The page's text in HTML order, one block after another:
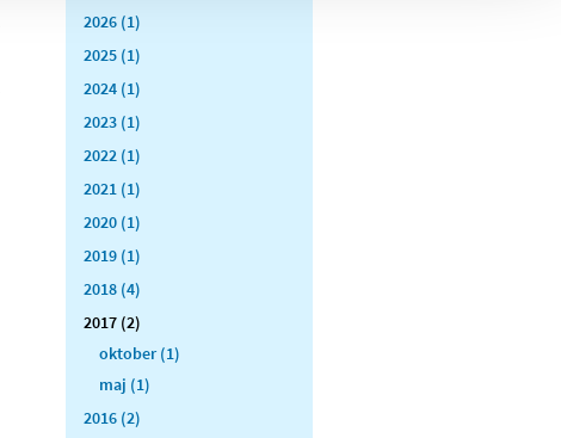
2026 (1)
2025 (1)
2024 (1)
2023 (1)
2022 (1)
2021 (1)
2020 (1)
2019 (1)
2018 (4)
2017 (2)
oktober (1)
maj (1)
2016 (2)